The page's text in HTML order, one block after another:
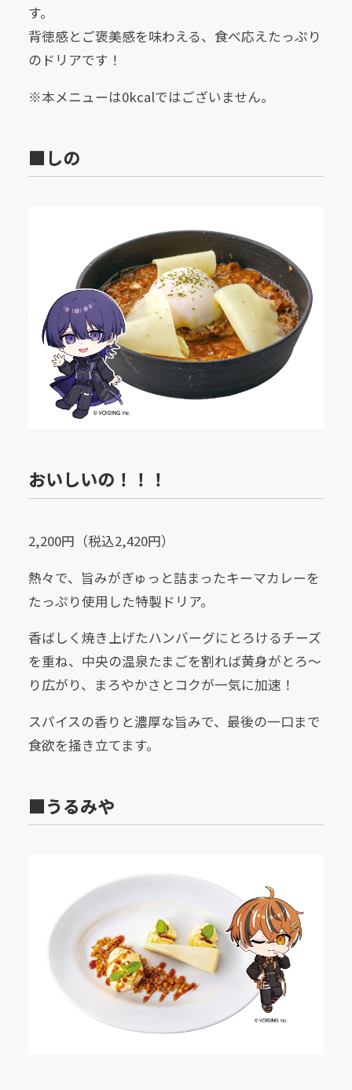
す。
背徳感とご褒美感を味わえる、食べ応えたっぷり
のドリアです！
※本メニューは0kcalではございません。
■しの
おいしいの！！！
2,200円（税込2,420円）
熱々で、旨みがぎゅっと詰まったキーマカレーを
たっぷり使用した特製ドリア。
香ばしく焼き上げたハンバーグにとろけるチーズ
を重ね、中央の温泉たまごを割れば黄身がとろ～
り広がり、まろやかさとコクが一気に加速！
スパイスの香りと濃厚な旨みで、最後の一口まで
食欲を掻き立てます。
■うるみや